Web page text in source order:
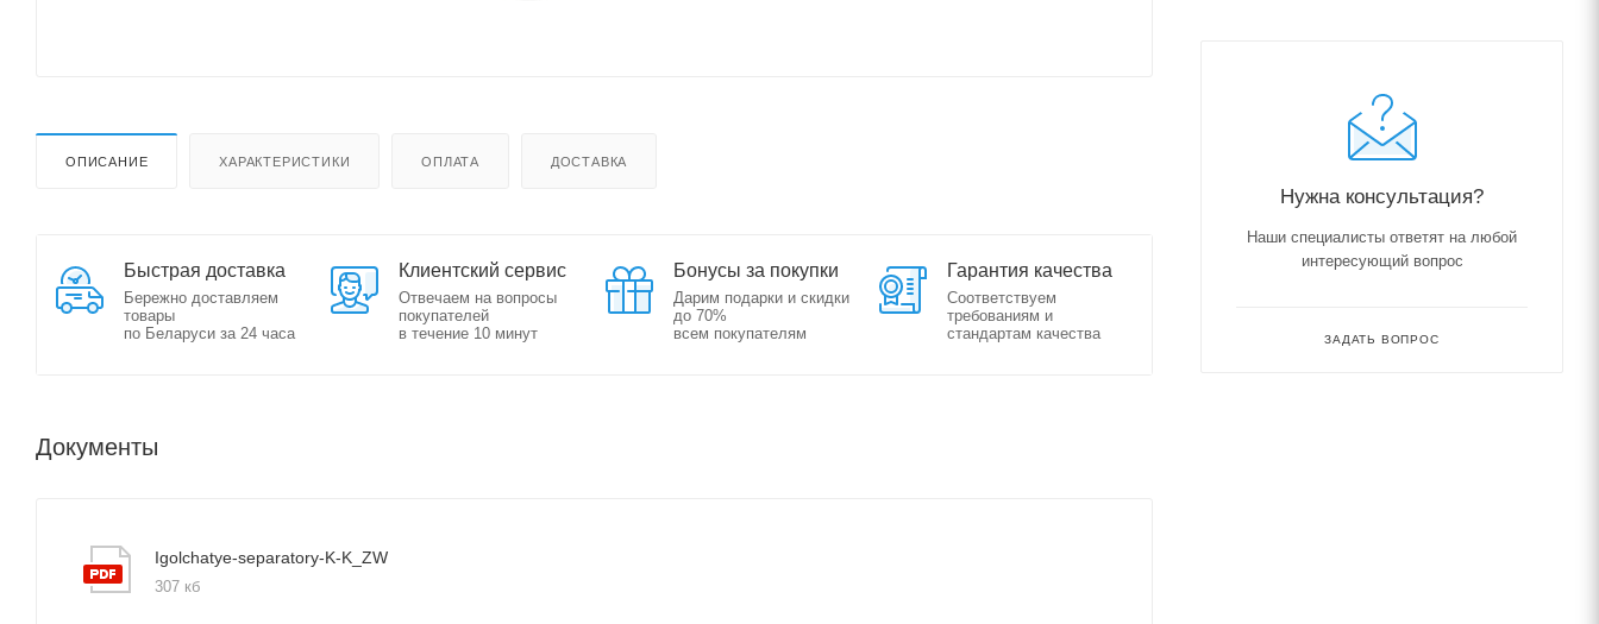
ОПИСАНИЕ ХАРАКТЕРИСТИКИ ОПЛАТА ДОСТАВКА
Быстрая доставка
Бережно доставляем
товары
по Беларуси за 24 часа
Клиентский сервис
Отвечаем на вопросы
покупателей
в течение 10 минут
Бонусы за покупки
Дарим подарки и скидки
до 70%
всем покупателям
Гарантия качества
Соответствуем
требованиям и
стандартам качества
Документы
Igolchatye-separatory-K-K_ZW
307 кб
Нужна консультация?
Наши специалисты ответят на любой
интересующий вопрос
ЗАДАТЬ ВОПРОС